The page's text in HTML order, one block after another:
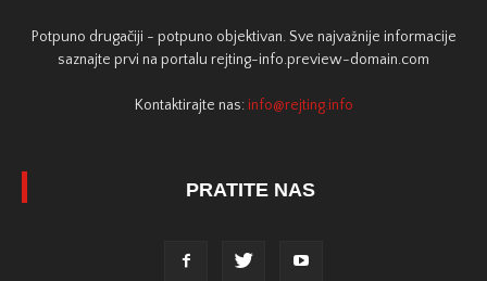
Potpuno drugačiji - potpuno objektivan. Sve najvažnije informacije
saznajte prvi na portalu rejting-info.preview-domain.com
Kontaktirajte nas: info@rejting.info
PRATITE NAS